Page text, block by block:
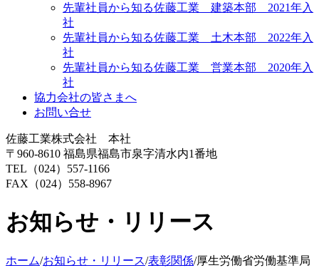
先輩社員から知る佐藤工業 建築本部 2021年入
社
先輩社員から知る佐藤工業 土木本部 2022年入
社
先輩社員から知る佐藤工業 営業本部 2020年入
社
協力会社の皆さまへ
お問い合せ
佐藤工業株式会社 本社
〒960-8610 福島県福島市泉字清水内1番地
TEL（024）557-1166
FAX（024）558-8967
お知らせ・リリース
ホーム/お知らせ・リリース/表彰関係/厚生労働省労働基準局